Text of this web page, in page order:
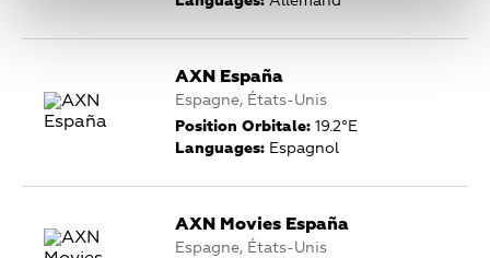
AXN España
Espagne, États-Unis
Position Orbitale: 19.2°E
Languages: Espagnol
AXN Movies España
Espagne, États-Unis